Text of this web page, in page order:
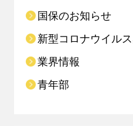
国保のお知らせ
新型コロナウイル
業界情報
青年部